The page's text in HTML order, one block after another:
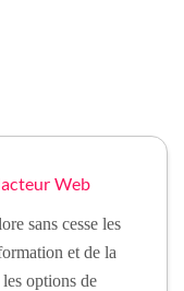
Web
sans cesse les
et de la
options de